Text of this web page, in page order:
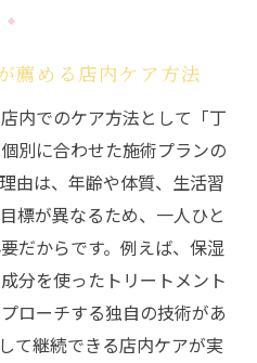
薦める店内ケア方法
内でのケア方法として「丁
別に合わせた施術プランの
由は、年齢や体質、生活習
標が異なるため、一人ひと
だからです。例えば、保湿
分を使ったトリートメント
ローチする独自の技術があ
て継続できる店内ケアが実